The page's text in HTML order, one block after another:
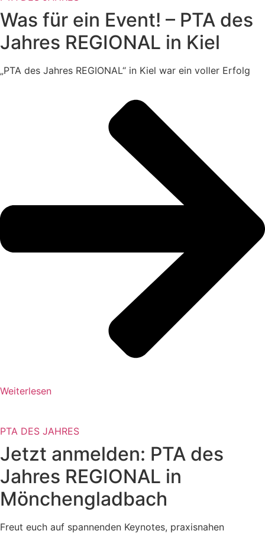
Was für ein Event! – PTA des
Jahres REGIONAL in Kiel
„PTA des Jahres REGIONAL“ in Kiel war ein voller Erfolg
Weiterlesen
PTA DES JAHRES
Jetzt anmelden: PTA des
Jahres REGIONAL in
Mönchengladbach
Freut euch auf spannenden Keynotes, praxisnahen